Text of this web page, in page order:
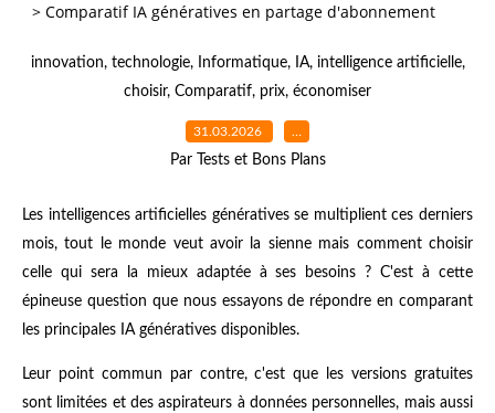
> Comparatif IA génératives en partage d'abonnement
innovation, technologie, Informatique, IA, intelligence artificielle,
choisir, Comparatif, prix, économiser
31.03.2026 …
Par Tests et Bons Plans
Les intelligences artificielles génératives se multiplient ces derniers
mois, tout le monde veut avoir la sienne mais comment choisir
celle qui sera la mieux adaptée à ses besoins ? C'est à cette
épineuse question que nous essayons de répondre en comparant
les principales IA génératives disponibles.
Leur point commun par contre, c'est que les versions gratuites
sont limitées et des aspirateurs à données personnelles, mais aussi